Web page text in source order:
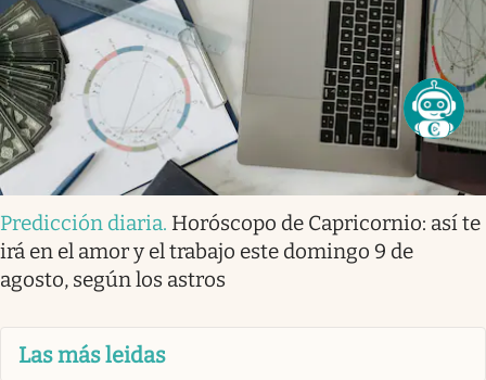
Predicción diaria. Horóscopo de Capricornio: así te
irá en el amor y el trabajo este domingo 9 de
agosto, según los astros
Las más leidas